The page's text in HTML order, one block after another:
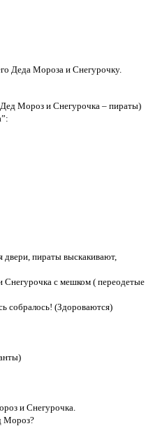
Деда Мороза и Снегурочку.
Мороз и Снегурочка – пираты)
двери, пираты выскакивают,
с мешком ( переодетые
собралось! (Здороваются)
и Снегурочка.
Мороз?